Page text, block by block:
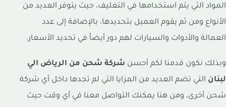
المواد التي يتم استخدامها في التغليف، حيث يتوفر العديد من
الأنواع ومن ثم يقوم العميل بتحديدها، بالإضافة إلى عدد
العمالة والأدوات والسيارات لهم دور أيضاً في تحديد الأسعار.
وبذلك نكون قدمنا لكم أحسن شركة شحن من الرياض الي
لبنان التي تضم العديد من المزايا التي لم تجدها داخل أي شركة
شحن أخرى، ومن هنا يمكنك التواصل معنا في أي وقت حيث